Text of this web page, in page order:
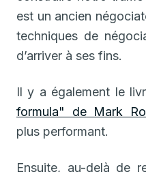
est un ancien
techniques de
d’arriver à ses fins.
Il y a également le
formula" de Mark
plus performant.
Ensuite, au-delà de